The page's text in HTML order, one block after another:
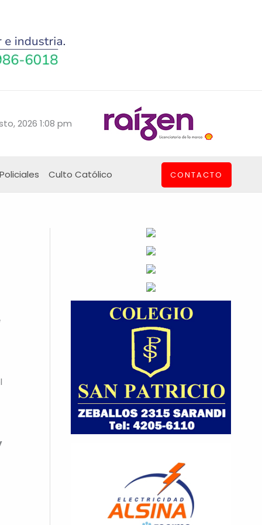
2026 1:08 pm
Policiales Culto Católico CONTACTO